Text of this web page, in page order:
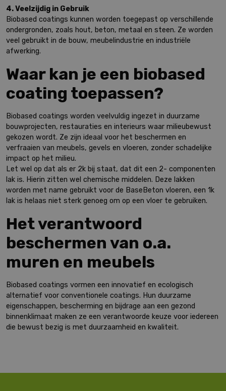
4. Veelzijdig in Gebruik
Biobased coatings kunnen worden toegepast op verschillende
ondergronden, zoals hout, beton, metaal en steen. Ze worden
veel gebruikt in de bouw, meubelindustrie en industriële
afwerking.
Waar kan je een biobased
coating toepassen?
Biobased coatings worden veelvuldig ingezet in duurzame
bouwprojecten, restauraties en interieurs waar milieubewust
gekozen wordt. Ze zijn ideaal voor het beschermen en
verfraaien van meubels, gevels en vloeren, zonder schadelijke
impact op het milieu.
Let wel op dat als er 2k bij staat, dat dit een 2- componenten
lak is. Hierin zitten wel chemische middelen. Deze lakken
worden met name gebruikt voor de BaseBeton vloeren, een 1k
lak is helaas niet sterk genoeg om op een vloer te gebruiken.
Het verantwoord
beschermen van o.a.
muren en meubels
Biobased coatings vormen een innovatief en ecologisch
alternatief voor conventionele coatings. Hun duurzame
eigenschappen, bescherming en bijdrage aan een gezond
binnenklimaat maken ze een verantwoorde keuze voor iedereen
die bewust bezig is met duurzaamheid en kwaliteit.